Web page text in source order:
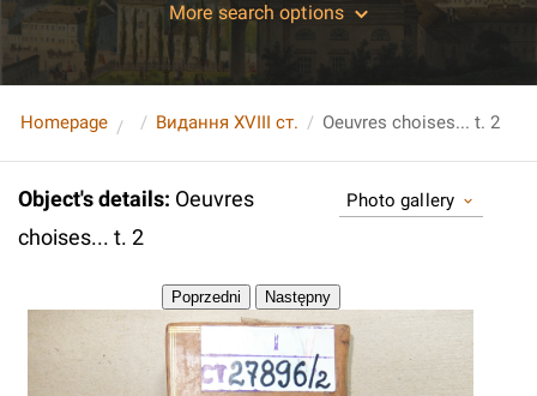
More search options
Homepage Видання XVIII ст. Oeuvres choises... t. 2
Object's details: Oeuvres
choises... t. 2
Photo gallery